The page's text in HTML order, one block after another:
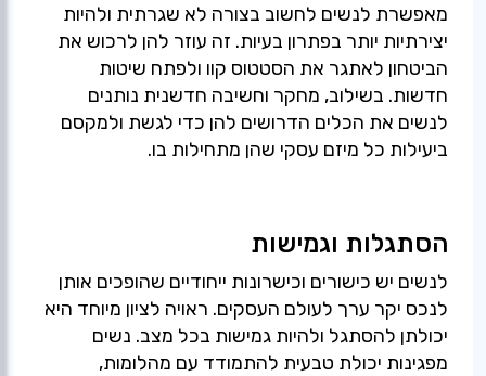
מאפשרת לנשים לחשוב בצורה לא שגרתית ולהיות
יצירתיות יותר בפתרון בעיות. זה עוזר להן לרכוש את
הביטחון לאתגר את הסטטוס קוו ולפתח שיטות
חדשות. בשילוב, מחקר וחשיבה חדשנית נותנים
לנשים את הכלים הדרושים להן כדי לגשת ולמקסם
ביעילות כל מיזם עסקי שהן מתחילות בו.
הסתגלות וגמישות
לנשים יש כישורים וכישרונות ייחודיים שהופכים אותן
לנכס יקר ערך לעולם העסקים. ראויה לציון מיוחד היא
יכולתן להסתגל ולהיות גמישות בכל מצב. נשים
מפגינות יכולת טבעית להתמודד עם מהלומות,